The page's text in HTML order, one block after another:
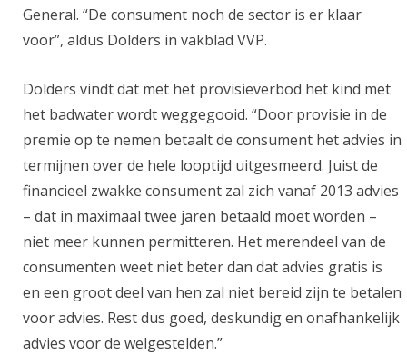
General. “De consument noch de sector is er klaar
voor”, aldus Dolders in vakblad VVP.
Dolders vindt dat met het provisieverbod het kind met
het badwater wordt weggegooid. “Door provisie in de
premie op te nemen betaalt de consument het advies in
termijnen over de hele looptijd uitgesmeerd. Juist de
financieel zwakke consument zal zich vanaf 2013 advies
– dat in maximaal twee jaren betaald moet worden –
niet meer kunnen permitteren. Het merendeel van de
consumenten weet niet beter dan dat advies gratis is
en een groot deel van hen zal niet bereid zijn te betalen
voor advies. Rest dus goed, deskundig en onafhankelijk
advies voor de welgestelden.”